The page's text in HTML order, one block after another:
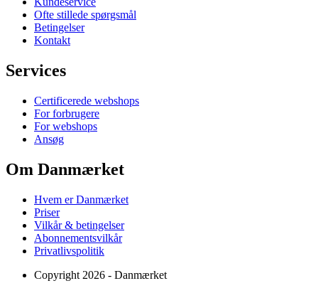
Ofte stillede spørgsmål
Betingelser
Kontakt
Services
Certificerede webshops
For forbrugere
For webshops
Ansøg
Om Danmærket
Hvem er Danmærket
Priser
Vilkår & betingelser
Abonnementsvilkår
Privatlivspolitik
Copyright 2026 - Danmærket